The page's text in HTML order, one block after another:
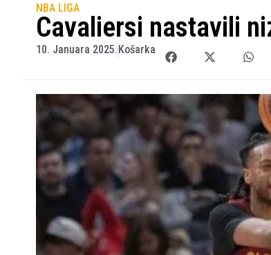
NBA LIGA
Cavaliersi nastavili
10. Januara 2025.Košarka